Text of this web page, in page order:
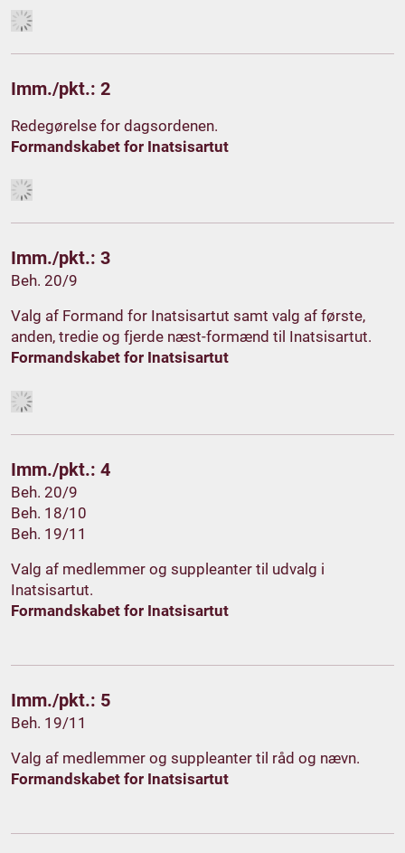
Imm./pkt.: 2
Redegørelse for dagsordenen.
Formandskabet for Inatsisartut
Imm./pkt.: 3
Beh. 20/9
Valg af Formand for Inatsisartut samt valg af første,
anden, tredie og fjerde næst-formænd til Inatsisartut.
Formandskabet for Inatsisartut
Imm./pkt.: 4
Beh. 20/9
Beh. 18/10
Beh. 19/11
Valg af medlemmer og suppleanter til udvalg i
Inatsisartut.
Formandskabet for Inatsisartut
Imm./pkt.: 5
Beh. 19/11
Valg af medlemmer og suppleanter til råd og nævn.
Formandskabet for Inatsisartut